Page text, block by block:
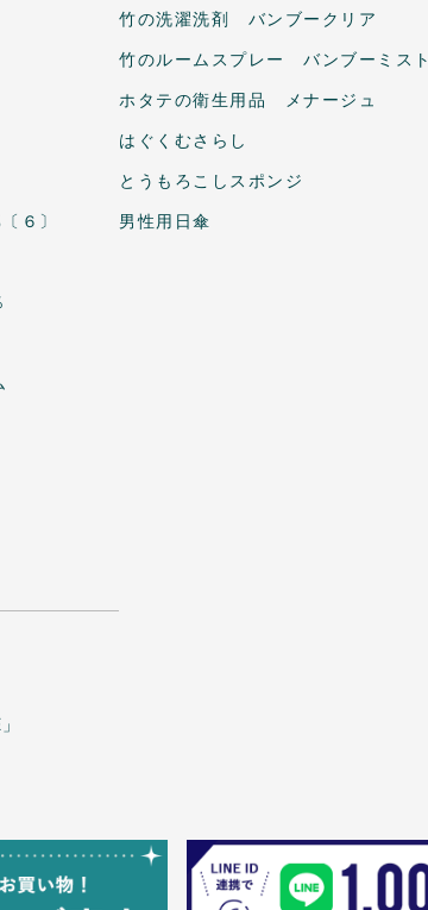
６〕
竹の洗濯洗剤 バンブークリア
竹のルームスプレー バンブーミスト
ホタテの衛生用品 メナージュ
はぐくむさらし
とうもろこしスポンジ
男性用日傘